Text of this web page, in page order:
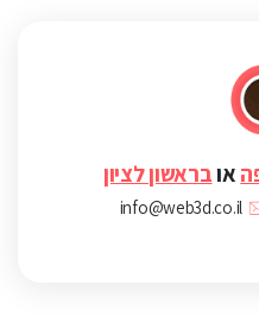
אובראשון לציון
info@web3d.co.il